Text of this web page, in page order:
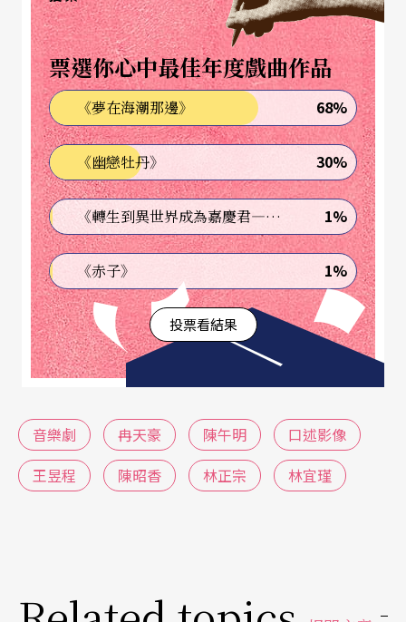
專題也邀請曾經成功打造原創音樂劇《飲食男女》
的藝術總監冉天豪與引進《LPC》版權的製作人陳
午明，在鏡頭前暢談他們是如何從創作、製作、乃
至策略經營，試圖讓音樂劇跨出同溫層，吸引首次
接觸音樂劇的觀眾走入劇場。
為了讓劇場成為友善環境而推出的「 口述影像 」服
務，當中，又以使用視覺文字去拆解動態身體動作
的「舞蹈口述」最為困難。〈劇場ㄟ冷知識〉透過
舞蹈口述工作者王昱程，梳理實務工作上必須留意
的5大眉角。
何從過往坐冷板凳、出演彩旦的年少時光，一路翻
轉成為明華園不可或缺的天王小生。〈跨界對談〉
邀請剛結束《手路》巡演的馬戲導演林正宗，及帶
票選你心中最佳年度戲曲作品
《夢在海潮那邊》 68%
《幽戀牡丹》 30%
《轉生到異世界成為嘉慶君—發現我的祖先是詐騙集團!?》 1%
《赤子》 1%
投票看結果
音樂劇 冉天豪 陳午明
口述影像
王昱程
陳昭香 林正宗 林宜瑾